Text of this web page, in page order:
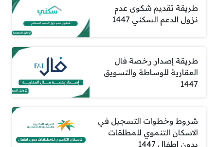
طريقة تقديم شكوى عدم
نزول الدعم السكني 1447
طريقة إصدار رخصة فال
العقارية للوساطة والتسويق
1447
شروط وخطوات التسجيل في
الاسكان التنموي للمطلقات
بدون اطفال 1447